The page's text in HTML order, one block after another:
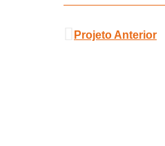
Projeto Anterior